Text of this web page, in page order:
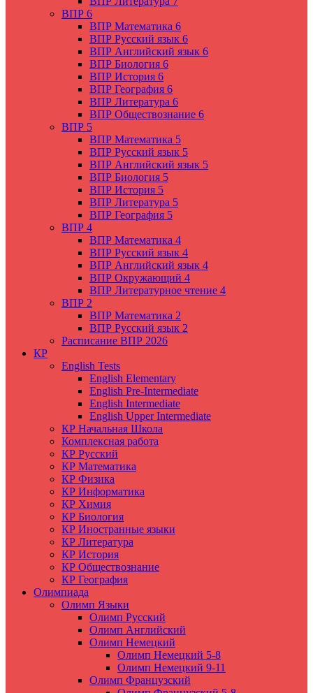
ВПР 6
ВПР Математика 6
ВПР Русский язык 6
ВПР Английский язык 6
ВПР Биология 6
ВПР История 6
ВПР География 6
ВПР Литература 6
ВПР Обществознание 6
ВПР 5
ВПР Математика 5
ВПР Русский язык 5
ВПР Английский язык 5
ВПР Биология 5
ВПР История 5
ВПР Литература 5
ВПР География 5
ВПР 4
ВПР Математика 4
ВПР Русский язык 4
ВПР Английский язык 4
ВПР Окружающий 4
ВПР Литературное чтение 4
ВПР 2
ВПР Математика 2
ВПР Русский язык 2
Расписание ВПР 2026
КР
English Tests
English Elementary
English Pre-Intermediate
English Intermediate
English Upper Intermediate
КР Начальная Школа
Комплексная работа
КР Русский
КР Математика
КР Физика
КР Информатика
КР Химия
КР Биология
КР Иностранные языки
КР Литература
КР История
КР Обществознание
КР География
Олимпиада
Олимп Языки
Олимп Русский
Олимп Английский
Олимп Немецкий
Олимп Немецкий 5-8
Олимп Немецкий 9-11
Олимп Французский